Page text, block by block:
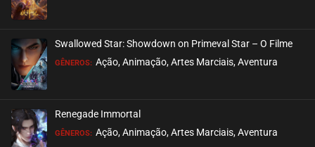
Swallowed Star: Showdown on Primeval Star – O Filme
GÊNEROS: Ação, Animação, Artes Marciais, Aventura
Renegade Immortal
GÊNEROS: Ação, Animação, Artes Marciais, Aventura